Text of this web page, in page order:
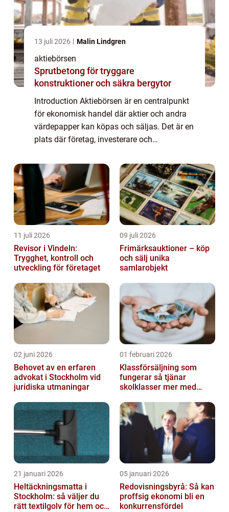
13 juli 2026 Malin Lindgren
aktiebörsen
Sprutbetong för tryggare
konstruktioner och säkra bergytor
Introduction Aktiebörsen är en centralpunkt
för ekonomisk handel där aktier och andra
värdepapper kan köpas och säljas. Det är en
plats där företag, investerare och
därigenom möjliggör ekonomisk tillväxt ...
11 juli 2026
Revisor i Vindeln:
Trygghet, kontroll och
utveckling för företaget
09 juli 2026
Frimärksauktioner – köp
och sälj unika
samlarobjekt
02 juni 2026
Behovet av en erfaren
advokat i Stockholm vid
juridiska utmaningar
01 februari 2026
Klassförsäljning som
fungerar så tjänar
skolklasser mer med
21 januari 2026
Heltäckningsmatta i
Stockholm: så väljer du
rätt textilgolv för hem och
05 januari 2026
Redovisningsbyrå: Så kan
proffsig ekonomi bli en
konkurrensfördel